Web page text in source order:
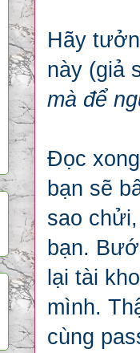
Hãy
này (giả
mà để
Đọc
bạn sẽ
sao
bạn.
lại tài
mình.
cùng